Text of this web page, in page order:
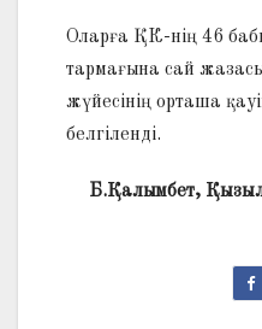
Оларға ҚК-нің 46
тармағына сай
жүйесінің орташа
белгіленді.
Б.Қалымбет,